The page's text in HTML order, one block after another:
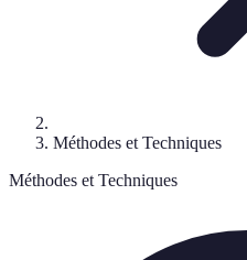
Méthodes et Techniques
Méthodes et Techniques